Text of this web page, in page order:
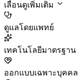
เลื่อนดูเพิ่มเติม
ดูแลโดยแพทย์
เทคโนโลยีมาตรฐาน
ออกแบบเฉพาะบุคคล